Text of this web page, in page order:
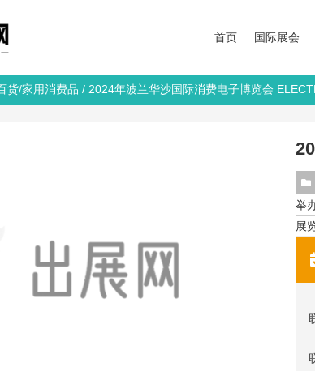
首页 国际展会
货/家用消费品 / 2024年波兰华沙国际消费电子博览会
举
展